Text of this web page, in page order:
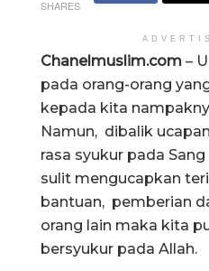
SHARES
Chanelmuslim.com –
pada orang-orang
kepada kita
Namun, dibalik
rasa syukur pada
sulit mengucapkan
bantuan, pemberian
orang lain maka kita
bersyukur pada Allah.